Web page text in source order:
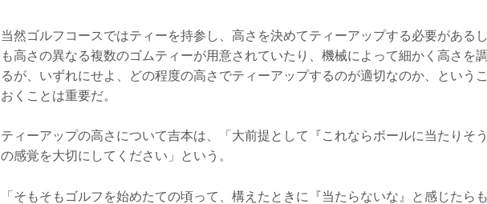
当然ゴルフコースではティーを持参し、高さを決めてティーアップする必要がある
も高さの異なる複数のゴムティーが用意されていたり、機械によって細かく高さを
るが、いずれにせよ、どの程度の高さでティーアップするのが適切なのか、という
おくことは重要だ。
ティーアップの高さについて吉本は、「大前提として『これならボールに当たりそ
の感覚を大切にしてください」という。
「そもそもゴルフを始めたての頃って、構えたときに『当たらないな』と感じたら